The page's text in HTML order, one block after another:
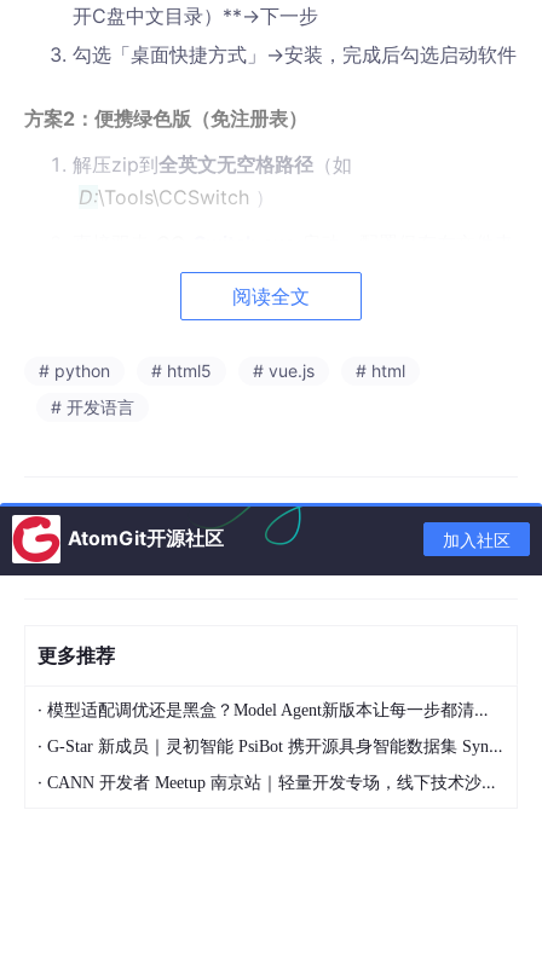
开C盘中文目录）**→下一步
勾选「桌面快捷方式」→安装，完成后勾选启动软件
方案2：便携绿色版（免注册表）
解压zip到 全英文无空格路径 （如
D:\Tools\CCSwitch ）
目录
双击dmg，把 CC -Switch.
拖入「应用程序」
首次打不开：系统设置→隐私与安全性→仍要打开
2. Homebrew命令安装（极简）
brew install --cask cc - switch
阅读全文
# python # html5 # vue.js
# html
# 开发语言
AtomGit开源社区 加入社区
更多推荐
· 模型适配调优还是黑盒？Model Agent新版本让每一步都清晰可见
· G-Star 新成员｜灵初智能 PsiBot 携开源具身智能数据集 SynData 入驻 AtomGit
· CANN 开发者 Meetup 南京站｜轻量开发专场，线下技术沙龙正式开启报名